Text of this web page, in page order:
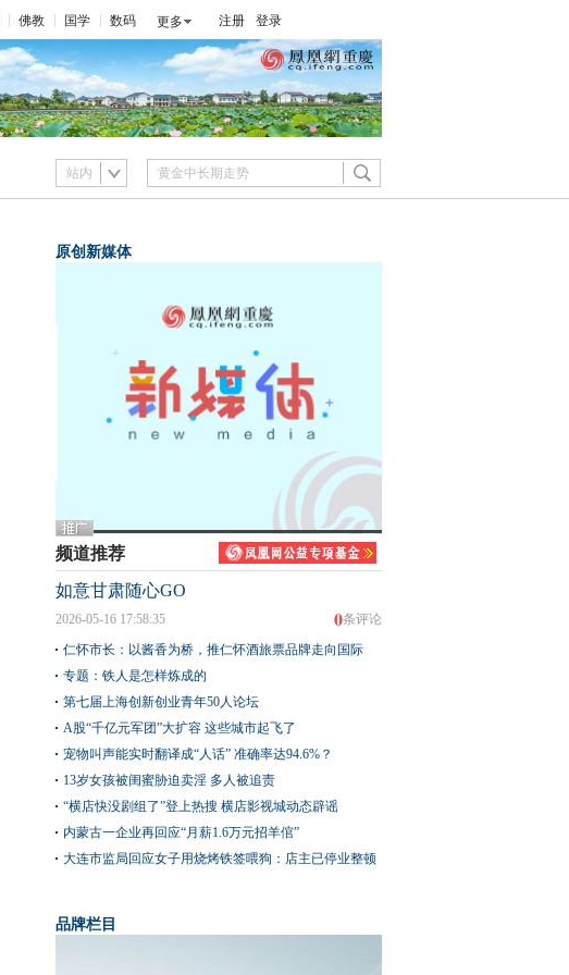
佛教 国学 数码 更多 注册 登录
站内
原创新媒体
频道推荐
如意甘肃随心GO
0条评论
2026-05-16 17:58:35
仁怀市长：以酱香为桥，推仁怀酒旅票品牌走向国际
专题：铁人是怎样炼成的
第七届上海创新创业青年50人论坛
A股“千亿元军团”大扩容 这些城市起飞了
宠物叫声能实时翻译成“人话” 准确率达94.6%？
13岁女孩被闺蜜胁迫卖淫 多人被追责
“横店快没剧组了”登上热搜 横店影视城动态辟谣
内蒙古一企业再回应“月薪1.6万元招羊倌”
大连市监局回应女子用烧烤铁签喂狗：店主已停业整顿
品牌栏目